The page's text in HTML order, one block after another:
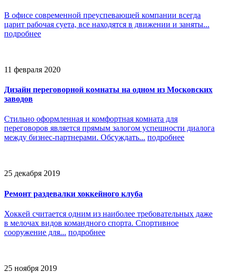
В офисе современной преуспевающей компании всегда
царит рабочая суета, все находятся в движении и заняты...
подробнее
11 февраля 2020
Дизайн переговорной комнаты на одном из Московских
заводов
Стильно оформленная и комфортная комната для
переговоров является прямым залогом успешности диалога
между бизнес-партнерами. Обсуждать... подробнее
25 декабря 2019
Ремонт раздевалки хоккейного клуба
Хоккей считается одним из наиболее требовательных даже
в мелочах видов командного спорта. Спортивное
сооружение для... подробнее
25 ноября 2019